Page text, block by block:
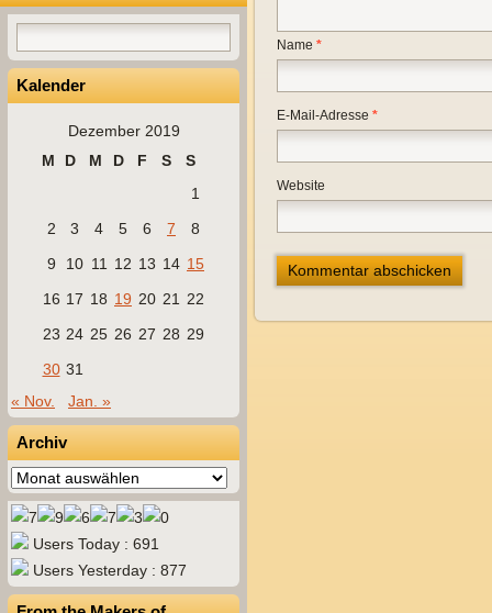
Kalender
Dezember 2019
M
D M D F S
S
1
2
3 4 5 6 7
8
9
10 11 12 13 14 15
16 17 18 19 20 21
22
23 24 25 26 27 28 29
30 31
« Nov.
Jan. »
Archiv
Archiv
Users Today : 691
Users Yesterday : 877
Name *
E-Mail-Adresse *
Website